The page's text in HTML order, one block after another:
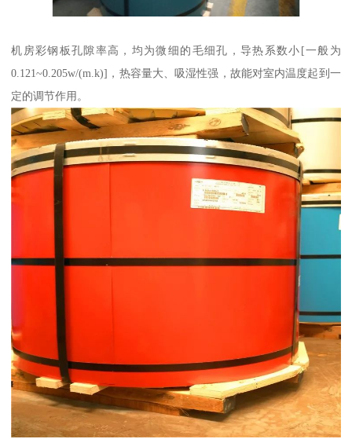
机房彩钢板孔隙率高，均为微细的毛细孔，导热系数小[一般为
0.121~0.205w/(m.k)]，热容量大、吸湿性强，故能对室内温度起到一
定的调节作用。